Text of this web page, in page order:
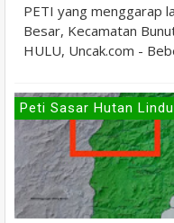
PETI yang menggarap
Besar, Kecamatan
HULU, Uncak.com -
Peti Sasar Hutan